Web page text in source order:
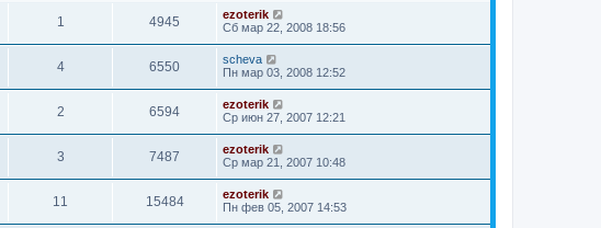
1 4945
ezoterik
Сб мар 22, 2008 18:56
4 6550
sсheva
Пн мар 03, 2008 12:52
2 6594
ezoterik
Ср июн 27, 2007 12:21
3 7487
ezoterik
Ср мар 21, 2007 10:48
11 15484
ezoterik
Пн фев 05, 2007 14:53